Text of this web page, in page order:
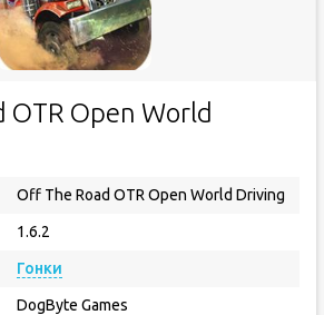
OTR Open World
Off The Road OTR Open World Driving
1.6.2
Гонки
DogByte Games